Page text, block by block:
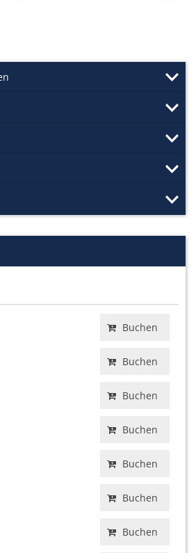
Buchen
Buchen
Buchen
Buchen
Buchen
Buchen
Buchen